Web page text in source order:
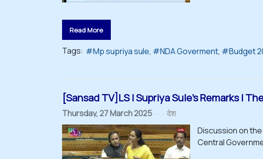
Read More
Tags: Mp supriya sule NDA Goverment Budget
[Sansad TV]LS | Supriya Sule's Remarks |
Thursday, 27 March 2025
देश
Discussion on
Central